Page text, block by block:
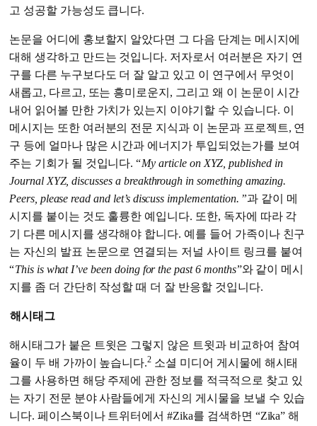
고 성공할 가능성도 큽니다.
논문을 어디에 홍보할지 알았다면 그 다음 단계는 메시지에
대해 생각하고 만드는 것입니다. 저자로서 여러분은 자기 연
구를 다른 누구보다도 더 잘 알고 있고 이 연구에서 무엇이
새롭고, 다르고, 또는 흥미로운지, 그리고 왜 이 논문이 시간
내어 읽어볼 만한 가치가 있는지 이야기할 수 있습니다. 이
메시지는 또한 여러분의 전문 지식과 이 논문과 프로젝트, 연
구 등에 얼마나 많은 시간과 에너지가 투입되었는가를 보여
주는 기회가 될 것입니다. “My article on XYZ, published in
Journal XYZ, discusses a breakthrough in something amazing.
Peers, please read and let’s discuss implementation. ”과 같이 메
시지를 붙이는 것도 훌륭한 예입니다. 또한, 독자에 따라 각
기 다른 메시지를 생각해야 합니다. 예를 들어 가족이나 친구
는 자신의 발표 논문으로 연결되는 저널 사이트 링크를 붙여
“This is what I’ve been doing for the past 6 months”와 같이 메시
지를 좀 더 간단히 작성할 때 더 잘 반응할 것입니다.
해시태그
해시태그가 붙은 트윗은 그렇지 않은 트윗과 비교하여 참여
율이 두 배 가까이 높습니다.2 소셜 미디어 게시물에 해시태
그를 사용하면 해당 주제에 관한 정보를 적극적으로 찾고 있
는 자기 전문 분야 사람들에게 자신의 게시물을 보낼 수 있습
니다. 페이스북이나 트위터에서 #Zika를 검색하면 “Zika” 해